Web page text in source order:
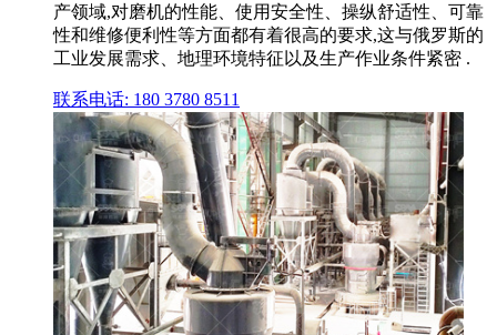
产领域,对磨机的性能、使用安全性、操纵舒适性、可靠
性和维修便利性等方面都有着很高的要求,这与俄罗斯的
工业发展需求、地理环境特征以及生产作业条件紧密 .
联系电话: 180 3780 8511